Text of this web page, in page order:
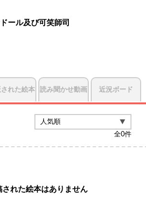
ール及び可笑師司
された絵本 読み聞かせ動画 近況ボード
全0件
された絵本はありません